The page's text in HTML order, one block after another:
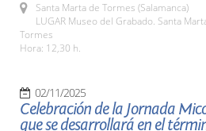
Santa Marta de Tormes (Salamanca)
LUGAR Museo del Grabado. Santa
Tormes
Hora: 12,30 h.
02/11/2025
Celebración de la Jornada
que se desarrollará en el